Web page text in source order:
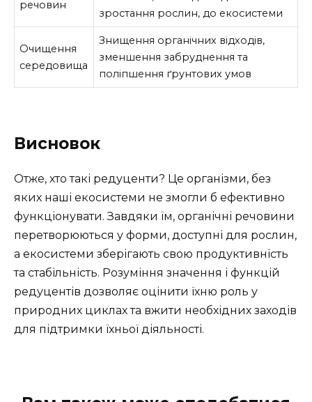
речовин
зростання рослин, до екосистеми
Очищення
середовища
Знищення органічних відходів,
зменшення забруднення та
поліпшення ґрунтових умов
Висновок
Отже, хто такі редуценти? Це організми, без
яких наші екосистеми не змогли б ефективно
функціонувати. Завдяки їм, органічні речовини
перетворюються у форми, доступні для рослин,
а екосистеми зберігають свою продуктивність
та стабільність. Розуміння значення і функцій
редуцентів дозволяє оцінити їхню роль у
природних циклах та вжити необхідних заходів
для підтримки їхньої діяльності.